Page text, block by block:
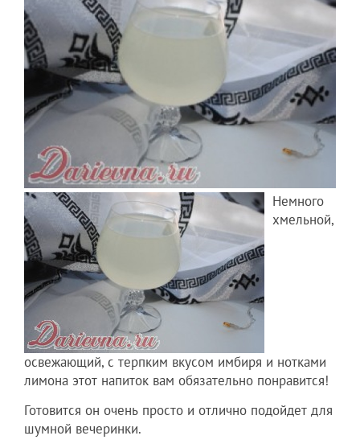
Немного
хмельной,
освежающий, с терпким вкусом имбиря и нотками
лимона этот напиток вам обязательно понравится!
Готовится он очень просто и отлично подойдет для
шумной вечеринки.